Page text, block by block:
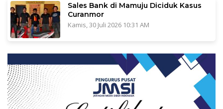
Sales Bank di Mamuju Diciduk Kasus
Curanmor
Kamis, 30 Juli 2026 10:31 AM